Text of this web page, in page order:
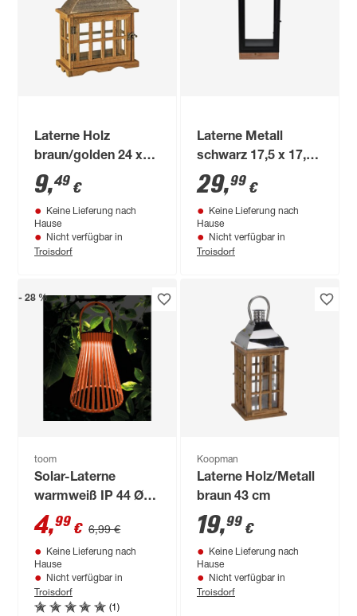
Laterne Holz
braun/golden 24 x
31 x 13 cm
9,49 €
Keine Lieferung nach
Hause
Nicht verfügbar in
Troisdorf
Laterne Metall
schwarz 17,5 x 17,5
x 36 cm
29,99 €
Keine Lieferung nach
Hause
Nicht verfügbar in
Troisdorf
- 28 %
toom
Solar-Laterne
warmweiß IP 44 Ø
15 x 26 cm
4,99 € 6,99 €
Keine Lieferung nach
Hause
Nicht verfügbar in
Troisdorf
(1)
Koopman
Laterne Holz/Metall
braun 43 cm
19,99 €
Keine Lieferung nach
Hause
Nicht verfügbar in
Troisdorf